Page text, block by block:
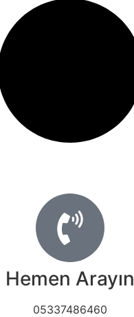
Hemen Arayın
05337486460